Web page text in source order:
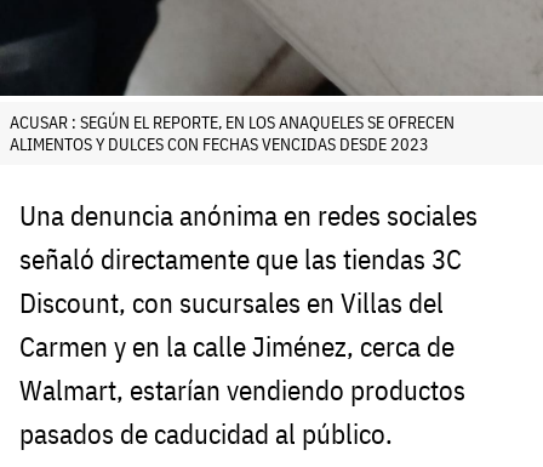
ACUSAR : SEGÚN EL REPORTE, EN LOS ANAQUELES SE OFRECEN
ALIMENTOS Y DULCES CON FECHAS VENCIDAS DESDE 2023
Una denuncia anónima en redes sociales
señaló directamente que las tiendas 3C
Discount, con sucursales en Villas del
Carmen y en la calle Jiménez, cerca de
Walmart, estarían vendiendo productos
pasados de caducidad al público.